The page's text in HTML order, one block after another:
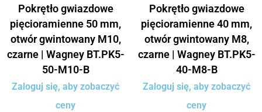
Pokrętło gwiazdowe
pięcioramienne 50 mm,
otwór gwintowany M10,
czarne | Wagney BT.PK5-
50-M10-B
Zaloguj się, aby zobaczyć
ceny
Pokrętło gwiazdowe
pięcioramienne 40 mm,
otwór gwintowany M8,
czarne | Wagney BT.PK5-
40-M8-B
Zaloguj się, aby zobaczyć
ceny